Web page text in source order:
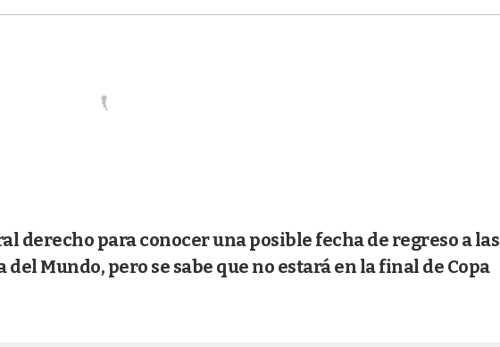
derecho para conocer una posible fecha de regreso a las
del Mundo, pero se sabe que no estará en la final de Copa